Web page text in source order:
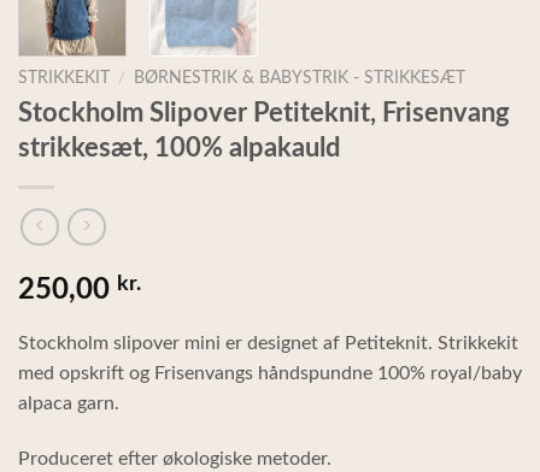
STRIKKEKIT / BØRNESTRIK & BABYSTRIK - STRIKKESÆT
Stockholm Slipover Petiteknit, Frisenvang
strikkesæt, 100% alpakauld
250,00 kr.
Stockholm slipover mini er designet af Petiteknit. Strikkekit
med opskrift og Frisenvangs håndspundne 100% royal/baby
alpaca garn.
Produceret efter økologiske metoder.